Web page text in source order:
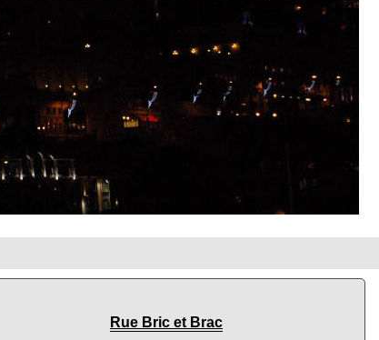
Rue Bric et Brac